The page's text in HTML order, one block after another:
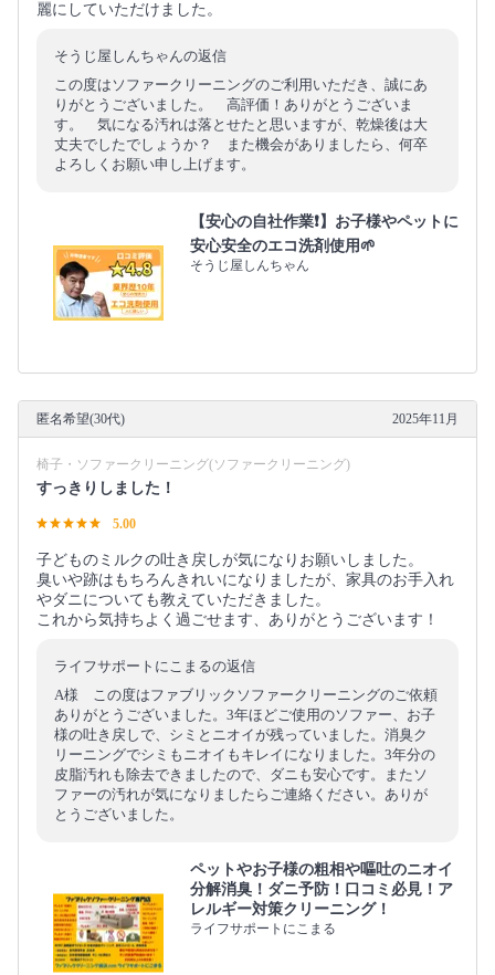
麗にしていただけました。
そうじ屋しんちゃんの返信
この度はソファークリーニングのご利用いただき、誠にあ
りがとうございました。 高評価！ありがとうございま
す。 気になる汚れは落とせたと思いますが、乾燥後は大
丈夫でしたでしょうか？ また機会がありましたら、何卒
よろしくお願い申し上げます。
【安心の自社作業❗️】お子様やペットに
安心安全のエコ洗剤使用🌱
そうじ屋しんちゃん
匿名希望(30代) 2025年11月
椅子・ソファークリーニング(ソファークリーニング)
すっきりしました！
5.00
子どものミルクの吐き戻しが気になりお願いしました。
臭いや跡はもちろんきれいになりましたが、家具のお手入れ
やダニについても教えていただきました。
これから気持ちよく過ごせます、ありがとうございます！
ライフサポートにこまるの返信
A様 この度はファブリックソファークリーニングのご依頼
ありがとうございました。3年ほどご使用のソファー、お子
様の吐き戻しで、シミとニオイが残っていました。消臭ク
リーニングでシミもニオイもキレイになりました。3年分の
皮脂汚れも除去できましたので、ダニも安心です。またソ
ファーの汚れが気になりましたらご連絡ください。ありが
とうございました。
ペットやお子様の粗相や嘔吐のニオイ
分解消臭！ダニ予防！口コミ必見！ア
レルギー対策クリーニング！
ライフサポートにこまる